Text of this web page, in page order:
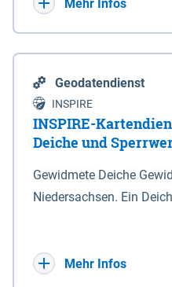
Mehr Infos
Geodatendienst
INSPIRE
INSPIRE-
Deiche und
Gewidmete Deiche
Niedersachsen. Ein
Deichbehörde durch
Mehr Infos